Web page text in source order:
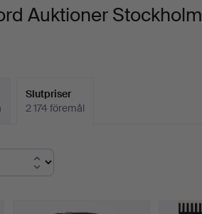
Auktioner Stockholm
Slutpriser
2 174 föremål